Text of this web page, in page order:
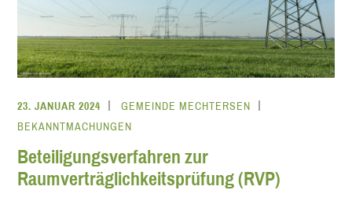
23. JANUAR 2024
GEMEINDE MECHTERSEN
BEKANNTMACHUNGEN
Beteiligungsverfahren zur
Raumverträglichkeitsprüfung (RVP)